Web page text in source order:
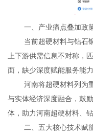
一、产业痛点叠加政
当前超硬材料与钻石
上下游供需信息不对称，
面，缺少深度赋能服务能力
河南将超硬材料列为
与实体经济深度融合，鼓
体，助力河南超硬材料、
二、五大核心技术赋